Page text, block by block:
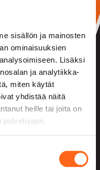
sisällön ja mainosten
ominaisuuksien
Lisäksi
ja analytiikka-
miten käytät
yhdistää näitä
heille tai joita on
palvelujaan.